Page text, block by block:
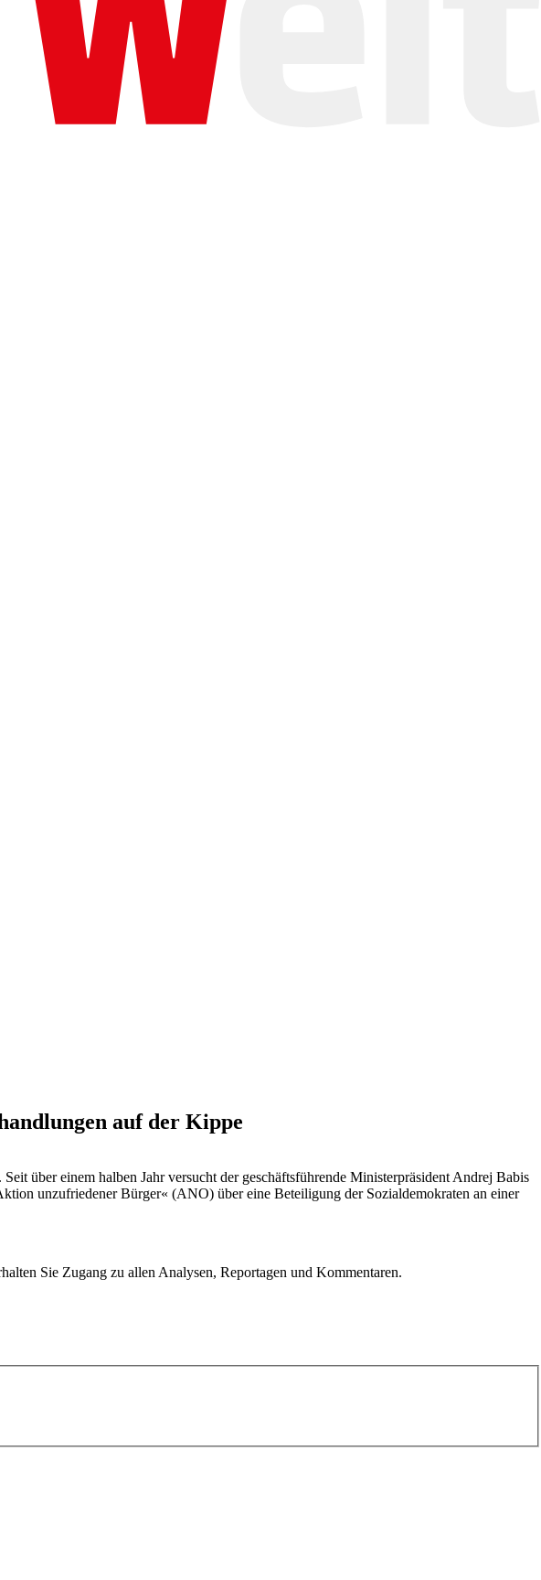
auf der Kippe
über einem halben Jahr versucht der geschäftsführende Ministerpräsident Andrej Babis
unzufriedener Bürger« (ANO) über eine Beteiligung der Sozialdemokraten an einer
Sie Zugang zu allen Analysen, Reportagen und Kommentaren.